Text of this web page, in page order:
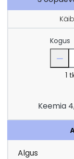
Kogus
1
Keemia
Algus